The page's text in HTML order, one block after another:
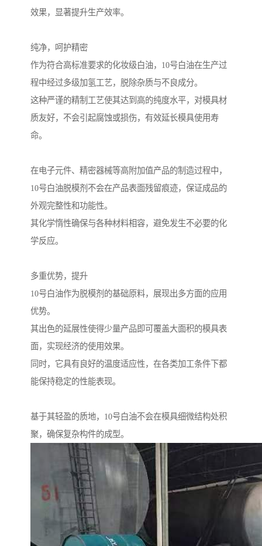
效果，显著提升生产效率。
纯净，呵护精密
作为符合高标准要求的化妆级白油，10号白油在生产过
程中经过多级加氢工艺，脱除杂质与不良成分。
这种严谨的精制工艺使其达到高的纯度水平，对模具材
质友好，不会引起腐蚀或损伤，有效延长模具使用寿
命。
在电子元件、精密器械等高附加值产品的制造过程中，
10号白油脱模剂不会在产品表面残留痕迹，保证成品的
外观完整性和功能性。
其化学惰性确保与各种材料相容，避免发生不必要的化
学反应。
多重优势，提升
10号白油作为脱模剂的基础原料，展现出多方面的应用
优势。
其出色的延展性使得少量产品即可覆盖大面积的模具表
面，实现经济的使用效果。
同时，它具有良好的温度适应性，在各类加工条件下都
能保持稳定的性能表现。
基于其轻盈的质地，10号白油不会在模具细微结构处积
聚，确保复杂构件的成型。